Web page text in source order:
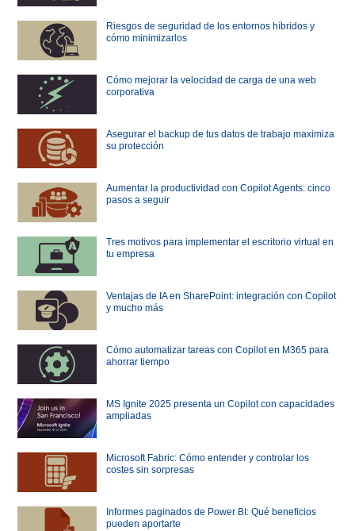
Riesgos de seguridad de los entornos híbridos y
cómo minimizarlos
Cómo mejorar la velocidad de carga de una web
corporativa
Asegurar el backup de tus datos de trabajo maximiza
su protección
Aumentar la productividad con Copilot Agents: cinco
pasos a seguir
Tres motivos para implementar el escritorio virtual en
tu empresa
Ventajas de IA en SharePoint: integración con Copilot
y mucho más
Cómo automatizar tareas con Copilot en M365 para
ahorrar tiempo
MS Ignite 2025 presenta un Copilot con capacidades
ampliadas
Microsoft Fabric: Cómo entender y controlar los
costes sin sorpresas
Informes paginados de Power BI: Qué beneficios
pueden aportarte